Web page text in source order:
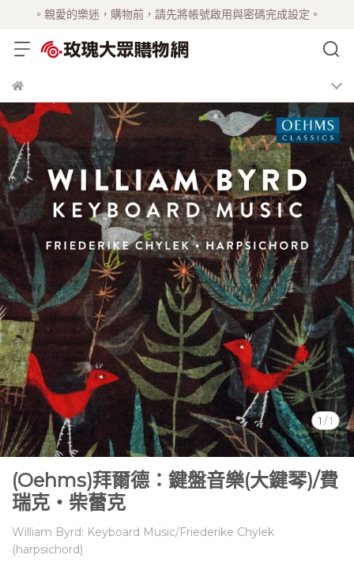
。親愛的樂迷，購物前，請先將帳號啟用與密碼完成設定。
1 /1
(Oehms)拜爾德：鍵盤音樂(大鍵琴)/費
瑞克‧柴蕾克
William Byrd: Keyboard Music/Friederike Chylek
(harpsichord)